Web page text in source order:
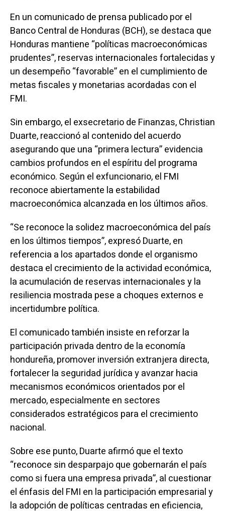
En un comunicado de prensa publicado por el
Banco Central de Honduras (BCH), se destaca que
Honduras mantiene “políticas macroeconómicas
prudentes”, reservas internacionales fortalecidas y
un desempeño “favorable” en el cumplimiento de
metas fiscales y monetarias acordadas con el
FMI.
Sin embargo, el exsecretario de Finanzas, Christian
Duarte, reaccionó al contenido del acuerdo
asegurando que una “primera lectura” evidencia
cambios profundos en el espíritu del programa
económico. Según el exfuncionario, el FMI
reconoce abiertamente la estabilidad
macroeconómica alcanzada en los últimos años.
“Se reconoce la solidez macroeconómica del país
en los últimos tiempos”, expresó Duarte, en
referencia a los apartados donde el organismo
destaca el crecimiento de la actividad económica,
la acumulación de reservas internacionales y la
resiliencia mostrada pese a choques externos e
incertidumbre política.
El comunicado también insiste en reforzar la
participación privada dentro de la economía
hondureña, promover inversión extranjera directa,
fortalecer la seguridad jurídica y avanzar hacia
mecanismos económicos orientados por el
mercado, especialmente en sectores
considerados estratégicos para el crecimiento
nacional.
Sobre ese punto, Duarte afirmó que el texto
“reconoce sin desparpajo que gobernarán el país
como si fuera una empresa privada”, al cuestionar
el énfasis del FMI en la participación empresarial y
la adopción de políticas centradas en eficiencia,